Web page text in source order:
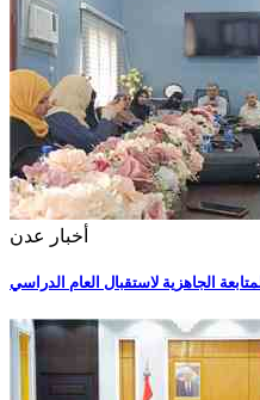
أخبار عدن